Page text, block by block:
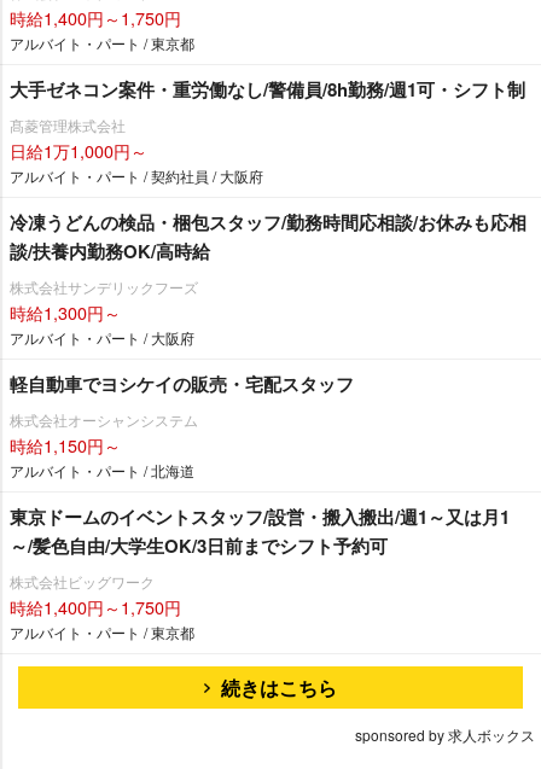
時給1,400円～1,750円
アルバイト・パート / 東京都
大手ゼネコン案件・重労働なし/警備員/8h勤務/週1可・シフト制
髙菱管理株式会社
日給1万1,000円～
アルバイト・パート / 契約社員 / 大阪府
冷凍うどんの検品・梱包スタッフ/勤務時間応相談/お休みも応相
談/扶養内勤務OK/高時給
株式会社サンデリックフーズ
時給1,300円～
アルバイト・パート / 大阪府
軽自動車でヨシケイの販売・宅配スタッフ
株式会社オーシャンシステム
時給1,150円～
アルバイト・パート / 北海道
東京ドームのイベントスタッフ/設営・搬入搬出/週1～又は月1
～/髪色自由/大学生OK/3日前までシフト予約可
株式会社ビッグワーク
時給1,400円～1,750円
アルバイト・パート / 東京都
続きはこちら
sponsored by 求人ボックス